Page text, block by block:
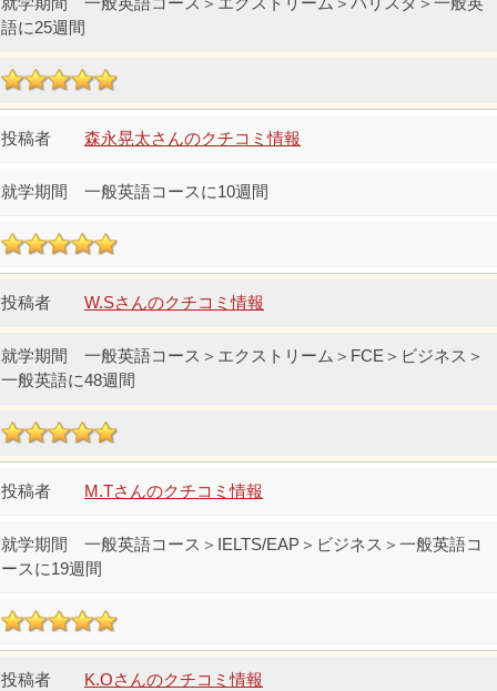
語に25週間
森永晃太さんのクチコミ情報
一般英語コースに10週間
W.Sさんのクチコミ情報
一般英語コース＞エクストリーム＞FCE＞ビジネス＞
一般英語に48週間
M.Tさんのクチコミ情報
一般英語コース＞IELTS/EAP＞ビジネス＞一般英語コ
ースに19週間
K.Oさんのクチコミ情報